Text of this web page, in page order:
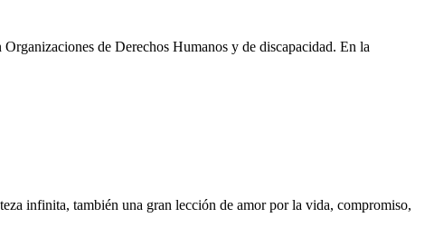
de Derechos Humanos y de discapacidad. En la
infinita, también una gran lección de amor por la vida, compromiso,